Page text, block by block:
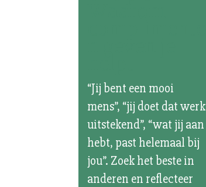
“Jij bent een mooi
mens”, “jij doet dat werk
uitstekend”, “wat jij aan
hebt, past helemaal bij
jou”. Zoek het beste in
anderen en reflecteer